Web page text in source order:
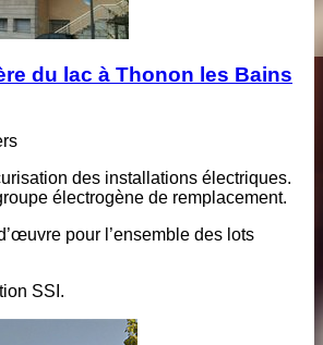
du lac à Thonon les Bains
des installations électriques.
électrogène de remplacement.
pour l’ensemble des lots
SSI.